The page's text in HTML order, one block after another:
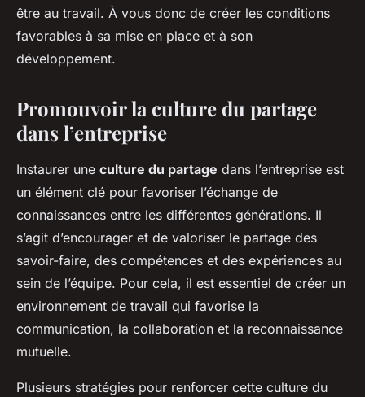
être au travail. À vous donc de créer les conditions
favorables à sa mise en place et à son
développement.
Promouvoir la culture du partage
dans l’entreprise
Instaurer une culture du partage dans l’entreprise est
un élément clé pour favoriser l’échange de
connaissances entre les différentes générations. Il
s’agit d’encourager et de valoriser le partage des
savoir-faire, des compétences et des expériences au
sein de l’équipe. Pour cela, il est essentiel de créer un
environnement de travail qui favorise la
communication, la collaboration et la reconnaissance
mutuelle.
Plusieurs stratégies pour renforcer cette culture du